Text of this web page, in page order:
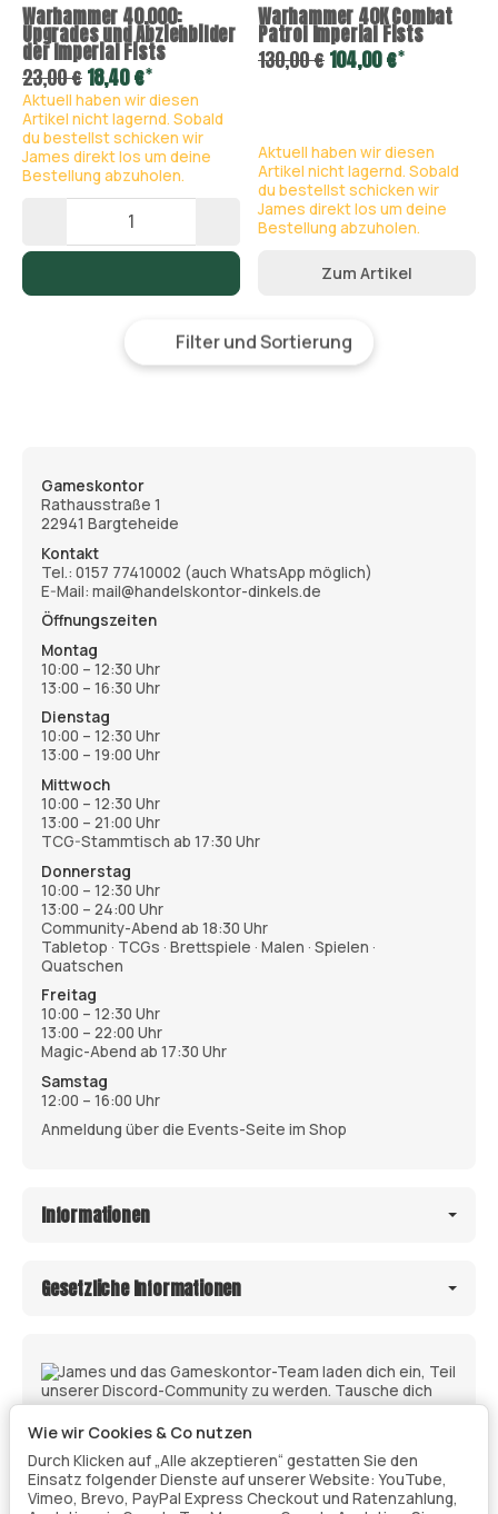
Filter und Sortierung
Warhammer 40.000:
Upgrades und Abziehbilder
der Imperial Fists
23,00 €18,40 €*
Aktuell haben wir diesen
Artikel nicht lagernd. Sobald
du bestellst schicken wir
James direkt los um deine
Bestellung abzuholen.
Warhammer 40K Combat
Patrol Imperial Fists
130,00 €104,00 €*
Aktuell haben wir diesen
Artikel nicht lagernd. Sobald
du bestellst schicken wir
James direkt los um deine
Bestellung abzuholen.
Zum Artikel
Gameskontor
Rathausstraße 1
22941 Bargteheide
Kontakt
Tel.: 0157 77410002 (auch WhatsApp möglich)
E-Mail: mail@handelskontor-dinkels.de
Öffnungszeiten
Montag
10:00 – 12:30 Uhr
13:00 – 16:30 Uhr
Dienstag
10:00 – 12:30 Uhr
13:00 – 19:00 Uhr
Mittwoch
10:00 – 12:30 Uhr
13:00 – 21:00 Uhr
TCG-Stammtisch ab 17:30 Uhr
Donnerstag
10:00 – 12:30 Uhr
13:00 – 24:00 Uhr
Community-Abend ab 18:30 Uhr
Tabletop · TCGs · Brettspiele · Malen · Spielen ·
Quatschen
Freitag
10:00 – 12:30 Uhr
13:00 – 22:00 Uhr
Magic-Abend ab 17:30 Uhr
Samstag
12:00 – 16:00 Uhr
Anmeldung über die Events-Seite im Shop
Informationen
Gesetzliche Informationen
Wie wir Cookies & Co nutzen
Durch Klicken auf „Alle akzeptieren“ gestatten Sie den
Einsatz folgender Dienste auf unserer Website: YouTube,
Vimeo, Brevo, PayPal Express Checkout und Ratenzahlung,